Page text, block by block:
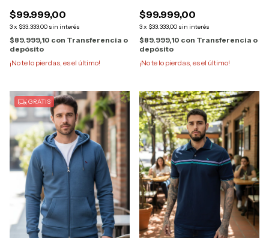
$99.999,00
3x $33.333,00 sin interés
$89.999,10 con Transferencia o
depósito
¡No te lo pierdas, es el último!
$99.999,00
3x $33.333,00 sin interés
$89.999,10 con Transferencia o
depósito
¡No te lo pierdas, es el último!
GRATIS